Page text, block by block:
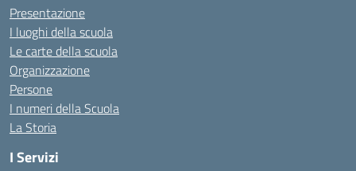
Presentazione
I luoghi della scuola
Le carte della scuola
Organizzazione
Persone
I numeri della Scuola
La Storia
I Servizi